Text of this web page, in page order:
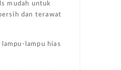
mudah untuk
dan terawat
lampu hias